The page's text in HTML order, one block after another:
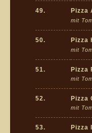
49. Pizza
mit
50. Pizza
mit
51. Pizza
mit
52. Pizza
mit
53. Pizza